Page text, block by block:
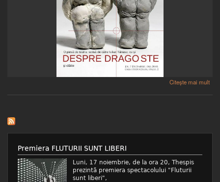
Citește mai mult
Premiera FLUTURII SUNT LIBERI
Luni, 17 noiembrie, de la ora 20, Thespis
prezintă premiera spectacolului "Fluturii
sunt liberi",